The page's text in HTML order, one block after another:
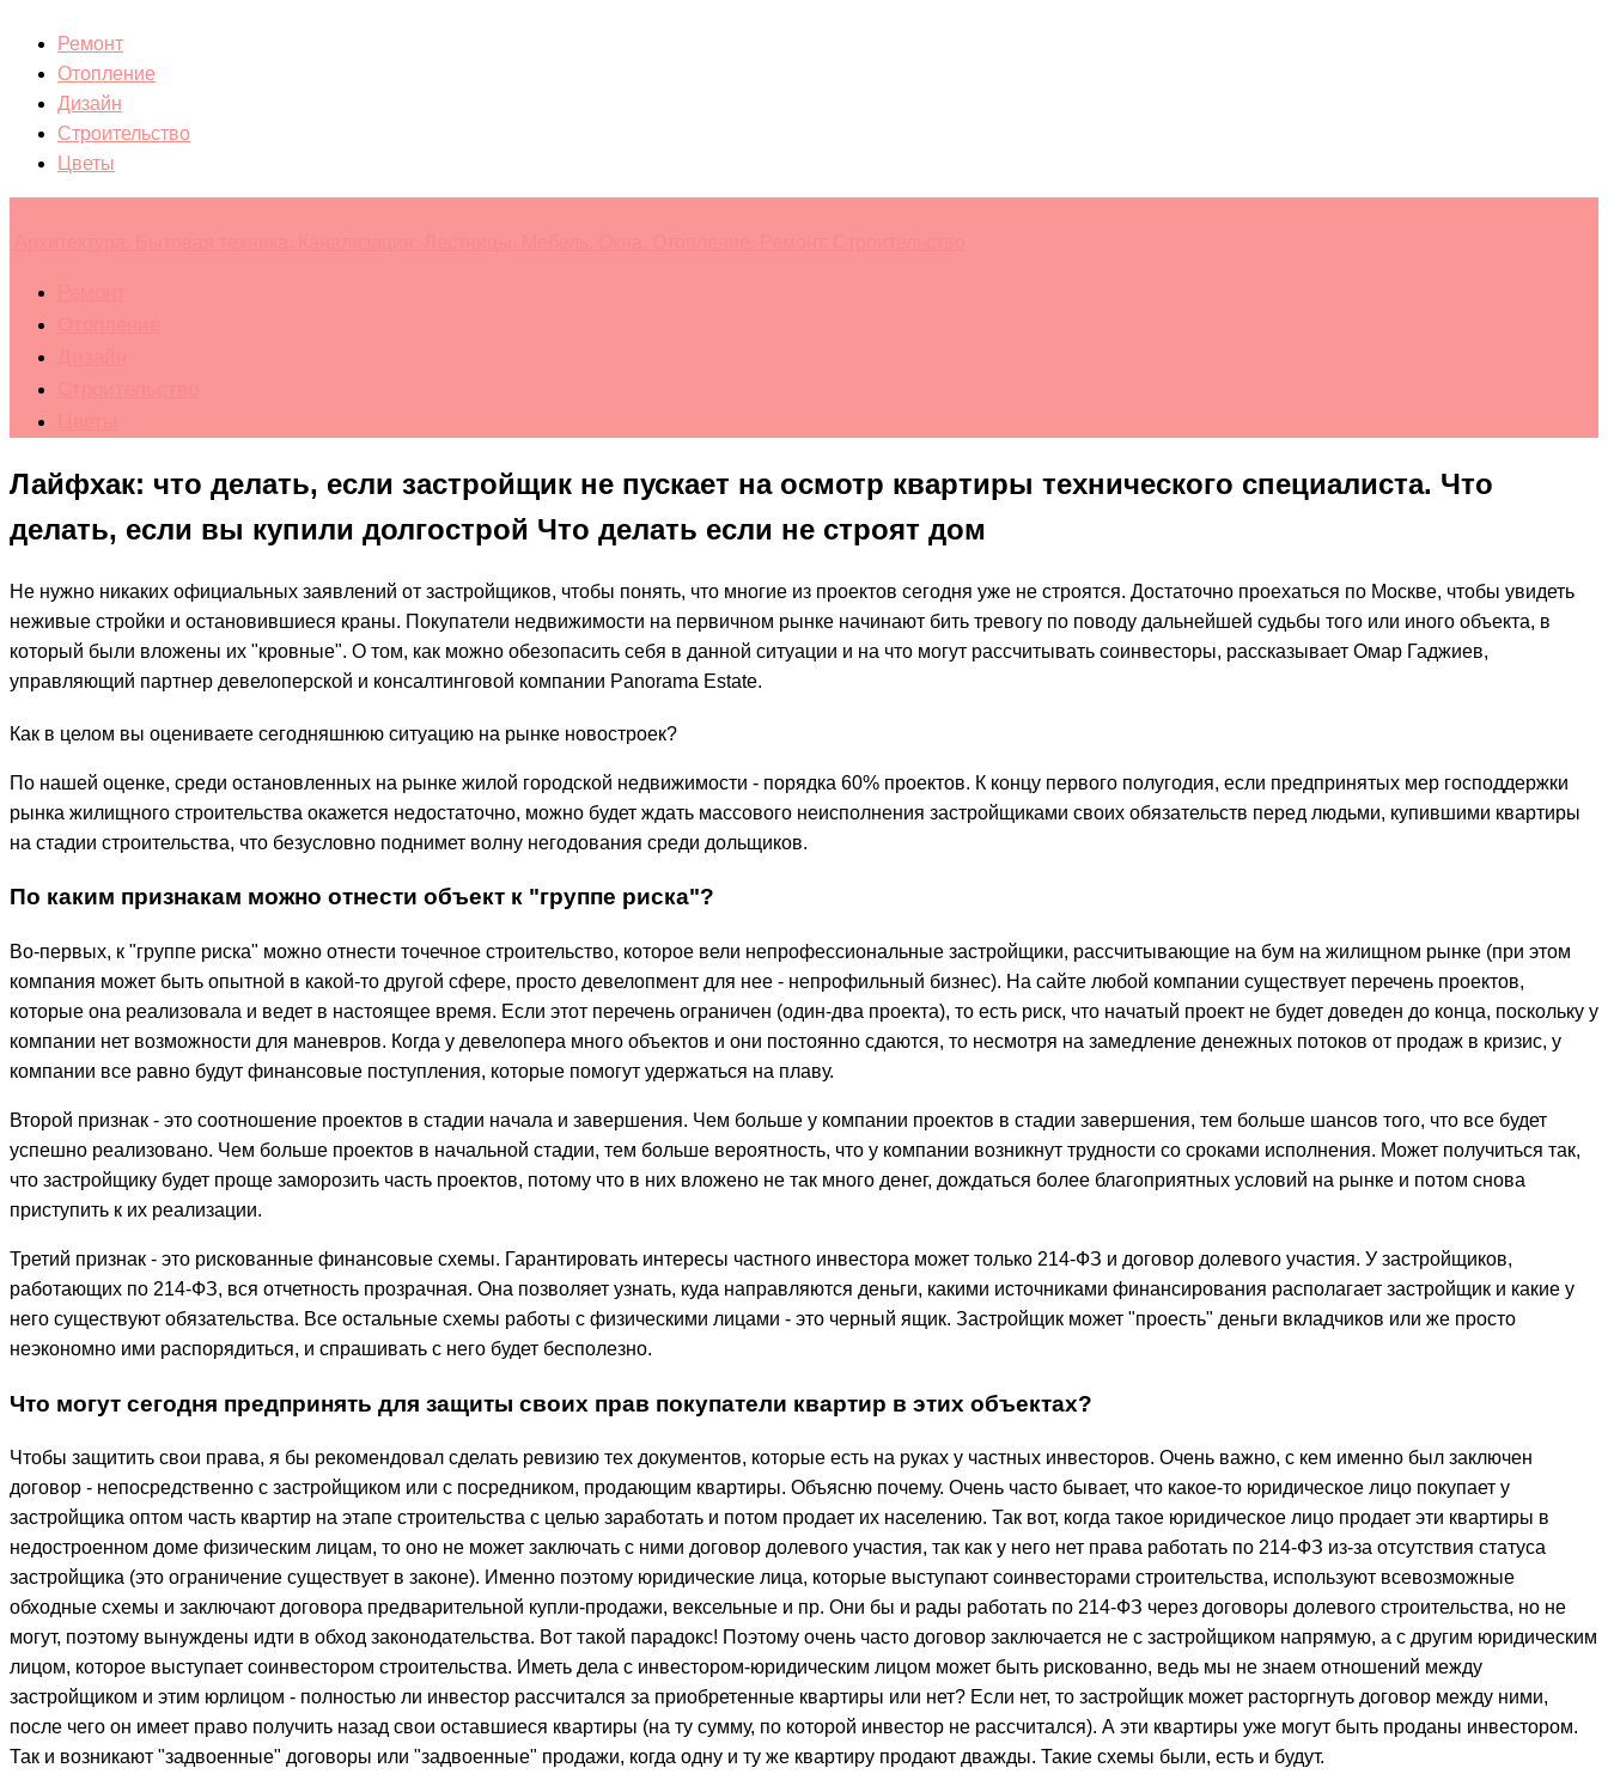
Ремонт
Отопление
Дизайн
Строительство
Цветы
Лайфхак: что делать, если застройщик не пускает на осмотр квартиры технического специалиста. Что
делать, если вы купили долгострой Что делать если не строят дом
Не нужно никаких официальных заявлений от застройщиков, чтобы понять, что многие из проектов сегодня уже не строятся. Достаточно проехаться по Москве, чтобы увидеть
неживые стройки и остановившиеся краны. Покупатели недвижимости на первичном рынке начинают бить тревогу по поводу дальнейшей судьбы того или иного объекта, в
который были вложены их "кровные". О том, как можно обезопасить себя в данной ситуации и на что могут рассчитывать соинвесторы, рассказывает Омар Гаджиев,
управляющий партнер девелоперской и консалтинговой компании Panorama Estate.
Как в целом вы оцениваете сегодняшнюю ситуацию на рынке новостроек?
По нашей оценке, среди остановленных на рынке жилой городской недвижимости - порядка 60% проектов. К концу первого полугодия, если предпринятых мер господдержки
рынка жилищного строительства окажется недостаточно, можно будет ждать массового неисполнения застройщиками своих обязательств перед людьми, купившими квартиры
на стадии строительства, что безусловно поднимет волну негодования среди дольщиков.
По каким признакам можно отнести объект к "группе риска"?
Во-первых, к "группе риска" можно отнести точечное строительство, которое вели непрофессиональные застройщики, рассчитывающие на бум на жилищном рынке (при этом
компания может быть опытной в какой-то другой сфере, просто девелопмент для нее - непрофильный бизнес). На сайте любой компании существует перечень проектов,
которые она реализовала и ведет в настоящее время. Если этот перечень ограничен (один-два проекта), то есть риск, что начатый проект не будет доведен до конца, поскольку у
компании нет возможности для маневров. Когда у девелопера много объектов и они постоянно сдаются, то несмотря на замедление денежных потоков от продаж в кризис, у
компании все равно будут финансовые поступления, которые помогут удержаться на плаву.
Второй признак - это соотношение проектов в стадии начала и завершения. Чем больше у компании проектов в стадии завершения, тем больше шансов того, что все будет
успешно реализовано. Чем больше проектов в начальной стадии, тем больше вероятность, что у компании возникнут трудности со сроками исполнения. Может получиться так,
что застройщику будет проще заморозить часть проектов, потому что в них вложено не так много денег, дождаться более благоприятных условий на рынке и потом снова
приступить к их реализации.
Третий признак - это рискованные финансовые схемы. Гарантировать интересы частного инвестора может только 214-ФЗ и договор долевого участия. У застройщиков,
работающих по 214-ФЗ, вся отчетность прозрачная. Она позволяет узнать, куда направляются деньги, какими источниками финансирования располагает застройщик и какие у
него существуют обязательства. Все остальные схемы работы с физическими лицами - это черный ящик. Застройщик может "проесть" деньги вкладчиков или же просто
неэкономно ими распорядиться, и спрашивать с него будет бесполезно.
Что могут сегодня предпринять для защиты своих прав покупатели квартир в этих объектах?
Чтобы защитить свои права, я бы рекомендовал сделать ревизию тех документов, которые есть на руках у частных инвесторов. Очень важно, с кем именно был заключен
договор - непосредственно с застройщиком или с посредником, продающим квартиры. Объясню почему. Очень часто бывает, что какое-то юридическое лицо покупает у
застройщика оптом часть квартир на этапе строительства с целью заработать и потом продает их населению. Так вот, когда такое юридическое лицо продает эти квартиры в
недостроенном доме физическим лицам, то оно не может заключать с ними договор долевого участия, так как у него нет права работать по 214-ФЗ из-за отсутствия статуса
застройщика (это ограничение существует в законе). Именно поэтому юридические лица, которые выступают соинвесторами строительства, используют всевозможные
обходные схемы и заключают договора предварительной купли-продажи, вексельные и пр. Они бы и рады работать по 214-ФЗ через договоры долевого строительства, но не
могут, поэтому вынуждены идти в обход законодательства. Вот такой парадокс! Поэтому очень часто договор заключается не с застройщиком напрямую, а с другим юридическим
лицом, которое выступает соинвестором строительства. Иметь дела с инвестором-юридическим лицом может быть рискованно, ведь мы не знаем отношений между
застройщиком и этим юрлицом - полностью ли инвестор рассчитался за приобретенные квартиры или нет? Если нет, то застройщик может расторгнуть договор между ними,
после чего он имеет право получить назад свои оставшиеся квартиры (на ту сумму, по которой инвестор не рассчитался). А эти квартиры уже могут быть проданы инвестором.
Так и возникают "задвоенные" договоры или "задвоенные" продажи, когда одну и ту же квартиру продают дважды. Такие схемы были, есть и будут.